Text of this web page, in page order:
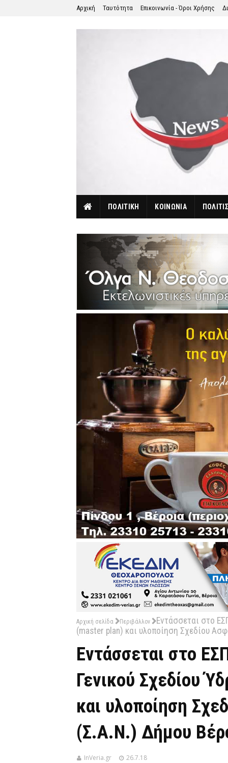
Αρχική Ταυτότητα Επικοινωνία - Όροι Χρήσης
ΠΟΛΙΤΙΚΗ ΚΟΙΝΩΝΙΑ
Αρχική σελίδα Περιβάλλον
Εντάσσεται στο
(master plan) και υλοποίηση Σχεδίου
Εντάσσεται στο
Γενικού Σχεδίου
και υλοποίηση
(Σ.Α.Ν.) Δήμου
InVeria.gr 26.7.18